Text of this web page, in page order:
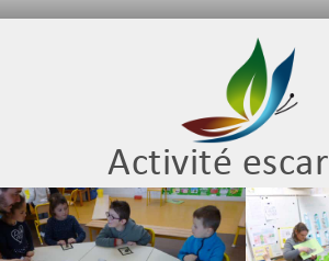
Activité